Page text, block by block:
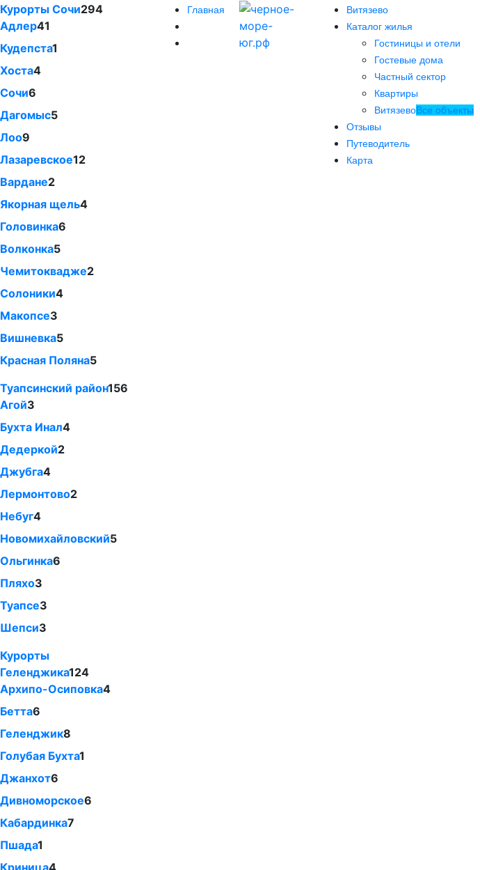
Курорты Сочи294
Адлер41
Кудепста1
Хоста4
Сочи6
Дагомыс5
Лоо9
Лазаревское12
Вардане2
Якорная щель4
Головинка6
Волконка5
Чемитоквадже2
Солоники4
Макопсе3
Вишневка5
Красная Поляна5
Туапсинский район156
Агой3
Бухта Инал4
Дедеркой2
Джубга4
Лермонтово2
Небуг4
Новомихайловский5
Ольгинка6
Пляхо3
Туапсе3
Шепси3
Курорты
Геленджика124
Архипо-Осиповка4
Бетта6
Геленджик8
Голубая Бухта1
Джанхот6
Дивноморское6
Кабардинка7
Пшада1
Криница4
Главная
Витязево
Каталог жилья
Гостиницы и отели
Гостевые дома
Частный сектор
Квартиры
ВитязевоВсе объекты
Отзывы
Путеводитель
Карта